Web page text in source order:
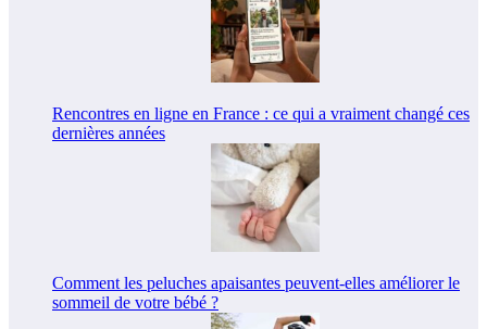
Rencontres en ligne en France : ce qui a vraiment changé ces
dernières années
Comment les peluches apaisantes peuvent-elles améliorer le
sommeil de votre bébé ?